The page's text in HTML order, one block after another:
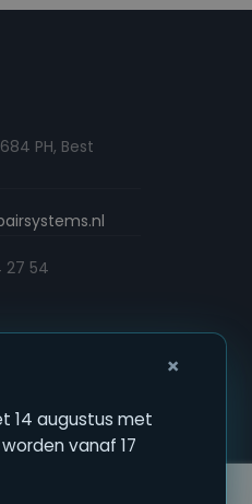
PH, Best
27 54
×
14 augustus met
vanaf 17